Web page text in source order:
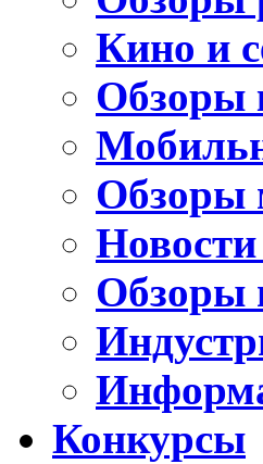
Кино и
Обзоры
Обзоры
Обзоры
Конкурсы